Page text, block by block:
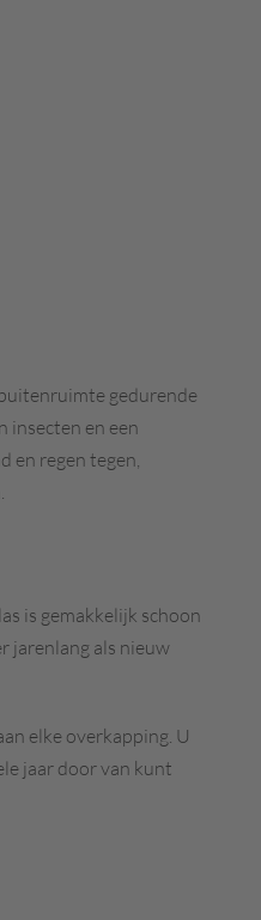
gedurende
insecten en een
en regen tegen,
is gemakkelijk schoon
jarenlang als nieuw
elke overkapping. U
jaar door van kunt